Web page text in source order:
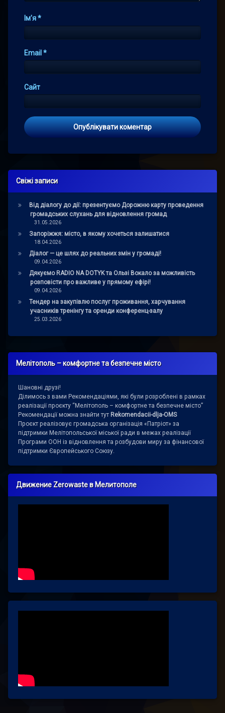
Ім'я*
Email*
Сайт
Свіжі записи
Від діалогу до дії: презентуємо Дорожню карту проведення
громадських слухань для відновлення громад
31.05.2026
Запоріжжя: місто, в якому хочеться залишатися
18.04.2026
Діалог — це шлях до реальних змін у громаді!
09.04.2026
Дякуємо RADIO NA DOTYK та Ользі Вокало за можливість
розповісти про важливе у прямому ефірі!
09.04.2026
Тендер на закупівлю послуг проживання, харчування
учасників тренінгу та оренди конференц-залу
25.03.2026
Мелітополь – комфортне та безпечне місто
Шановні друзі!
Ділимось з вами Рекомендаціями, які були розроблені в рамках
реалізації проєкту “Мелітополь – комфортне та безпечне місто”
Рекомендації можна знайти тут Rekomendacii-dlja-OMS
Проєкт реалізовує громадська організація «Патріот» за
підтримки Мелітопольської міської ради в межах реалізації
Програми ООН із відновлення та розбудови миру за фінансової
підтримки Європейського Союзу.
Движение Zerowaste в Мелитополе